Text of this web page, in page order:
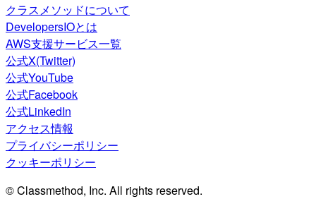
クラスメソッドについて
DevelopersIOとは
AWS支援サービス一覧
公式X(Twitter)
公式YouTube
公式Facebook
公式LinkedIn
アクセス情報
プライバシーポリシー
クッキーポリシー
© Classmethod, Inc. All rights reserved.